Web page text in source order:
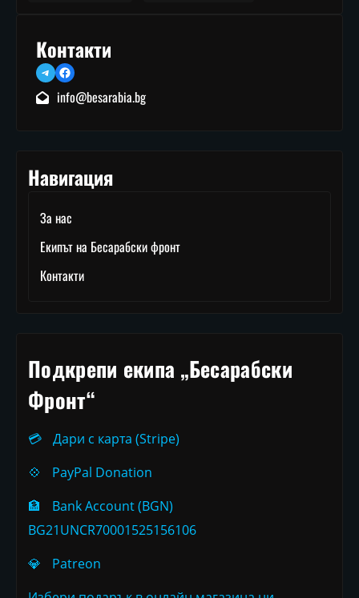
Контакти
TelegramFacebook
info@besarabia.bg
Навигация
За нас
Екипът на Бесарабски фронт
Контакти
Подкрепи екипа „Бесарабски
Фронт“
💳
Дари с карта (Stripe)
💠
PayPal Donation
🏦
Bank Account (BGN)
BG21UNCR70001525156106
💎
Patreon